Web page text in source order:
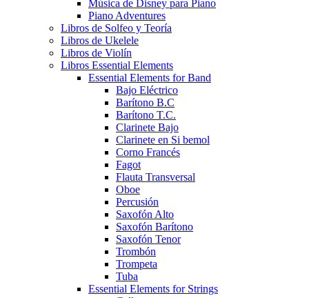
Música de Disney para Piano
Piano Adventures
Libros de Solfeo y Teoría
Libros de Ukelele
Libros de Violín
Libros Essential Elements
Essential Elements for Band
Bajo Eléctrico
Barítono B.C
Barítono T.C.
Clarinete Bajo
Clarinete en Si bemol
Corno Francés
Fagot
Flauta Transversal
Oboe
Percusión
Saxofón Alto
Saxofón Barítono
Saxofón Tenor
Trombón
Trompeta
Tuba
Essential Elements for Strings